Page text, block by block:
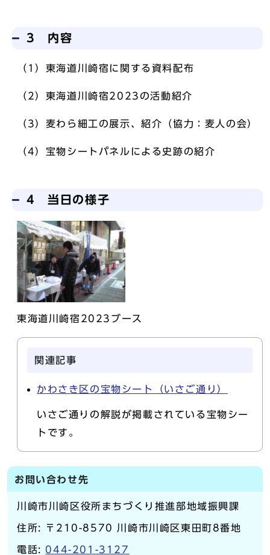
3 内容
（1）東海道川崎宿に関する資料配布
（2）東海道川崎宿2023の活動紹介
（3）麦わら細工の展示、紹介（協力：麦人の会）
（4）宝物シートパネルによる史跡の紹介
4 当日の様子
東海道川崎宿2023ブース
関連記事
かわさき区の宝物シート（いさご通り）
いさご通りの解説が掲載されている宝物シー
トです。
お問い合わせ先
川崎市川崎区役所まちづくり推進部地域振興課
住所: 〒210-8570 川崎市川崎区東田町8番地
電話: 044-201-3127